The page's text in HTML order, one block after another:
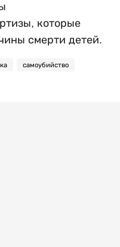
которые
смерти детей.
самоубийство